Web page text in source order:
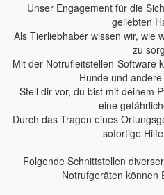
Unser Engagement für die
geliebten
Als Tierliebhaber wissen wir, wie
zu
Mit der Notrufleitstellen-Software
Hunde und
Stell dir vor, du bist mit deinem
eine
Durch das Tragen eines
sofortige
Folgende Schnittstellen
Notrufgeräten können